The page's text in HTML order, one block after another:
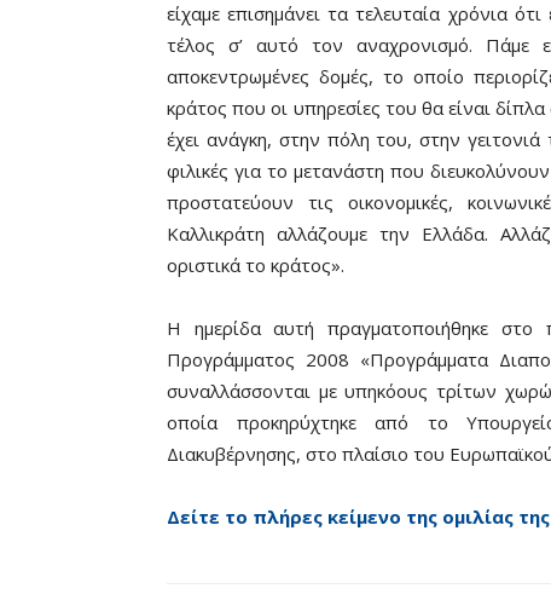
είχαμε επισημάνει τα τελευταία χρόνια
τέλος σ’ αυτό τον αναχρονισμό. Πάμε
αποκεντρωμένες δομές, το οποίο
κράτος που οι υπηρεσίες του θα είναι
έχει ανάγκη, στην πόλη του, στην
φιλικές για το μετανάστη που
προστατεύουν τις οικονομικές,
Καλλικράτη αλλάζουμε την Ελλάδα.
οριστικά το κράτος».
Η ημερίδα αυτή πραγματοποιήθηκε στο
Προγράμματος 2008 «Προγράμματα
συναλλάσσονται με υπηκόους τρίτων
οποία προκηρύχτηκε από το
Διακυβέρνησης, στο πλαίσιο του
Δείτε το πλήρες κείμενο της ομιλίας